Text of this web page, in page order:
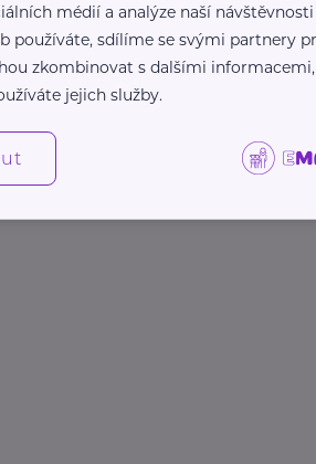
médií a analýze naší návštěvnosti
používáte, sdílíme se svými partnery
zkombinovat s dalšími
jejich služby.